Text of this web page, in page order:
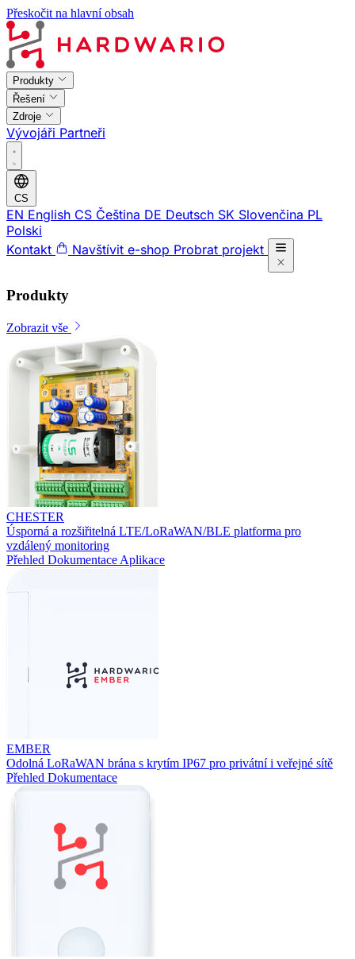
Přeskočit na hlavní obsah
Produkty
Řešení
Zdroje
Vývojáři Partneři
CS
EN English CS Čeština DE Deutsch SK Slovenčina PL
Polski
Kontakt
Navštívit e-shop Probrat projekt
Produkty
Zobrazit vše
CHESTER
Úsporná a rozšiřitelná LTE/LoRaWAN/BLE platforma pro
vzdálený monitoring
Přehled Dokumentace Aplikace
EMBER
Odolná LoRaWAN brána s krytím IP67 pro privátní i veřejné sítě
Přehled Dokumentace